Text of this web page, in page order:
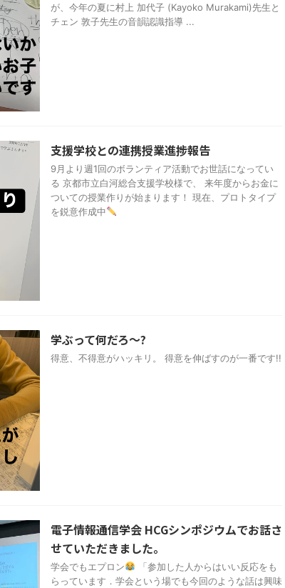
が、今年の夏に村上 加代子 (Kayoko Murakami)先生と
チェン 敦子先生の音韻認識指導 ...
支援学校との連携授業進捗報告
9月より週1回のボランティア活動でお世話になってい
る 京都市立白河総合支援学校様で、 来年度からお金に
ついての授業作りが始まります！ 現在、プロトタイプ
を鋭意作成中
学ぶって何だろ〜?
得意、不得意がハッキリ。 得意を伸ばすのが一番です!!
電子情報通信学会 HCGシンポジウムでお話さ
せていただきました。
学会でもエプロン
「参加した人からはいい反応をも
らっています．学会という場でも今回のような話は興味